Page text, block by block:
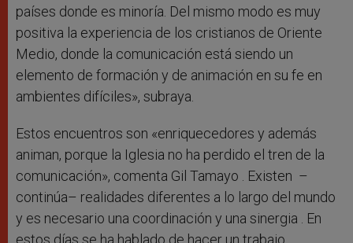
países donde es minoría. Del mismo modo es muy
positiva la experiencia de los cristianos de Oriente
Medio, donde la comunicación está siendo un
elemento de formación y de animación en su fe en
ambientes difíciles», subraya.
Estos encuentros son «enriquecedores y además
animan, porque la Iglesia no ha perdido el tren de la
comunicación», comenta Gil Tamayo . Existen –
continúa– realidades diferentes a lo largo del mundo
y es necesario una coordinación y una sinergia . En
estos días se ha hablado de hacer un trabajo